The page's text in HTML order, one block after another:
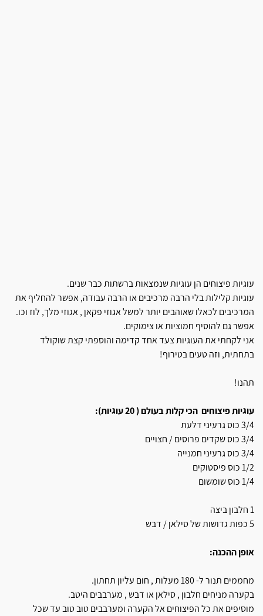
עוגיות פיצוחים הן עוגיות שנמצאות ברשתות כבר שנים.
עוגיות קלילות בלי הרבה מרכיבים או הרבה עבודה, אפשר להחליף את
המרכיבים לכאלו שאוהבים יותר למשל אגוזי פקאן , אגוזי מלך, לוז וכו.
אפשר גם להוסיף חמוציות או צימוקים.
אני לקחתי את העוגיות צעד אחד קדימה והוספתי קצת שוקולד
בתחתית, וזה טעים בטירוף!
תהנו!
עוגיות פיצוחים הכי קלות בעולם ( 20 עוגיות):
3/4 כוס גרעיני דלעת
3/4 כוס שקדים פרוסים / חצויים
3/4 כוס גרעיני חמנייה
1/2 כוס פיסטוקים
1/4 כוס שומשום
1 חלבון ביצה
5 כפות גדושות של סילאן / דבש
אופן ההכנה:
מחממים תנור ל- 180 מעלות , חום עליון תחתון.
בקערה מניחים חלבון , סילאן או דבש , מערבבים היטב.
מוסיפים את כל הפיצוחים אל הקערה ומערבבים טוב טוב עד שכל